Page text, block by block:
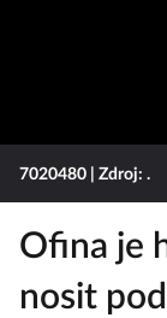
7020480 | Zdroj: .
Ofina je
nosit